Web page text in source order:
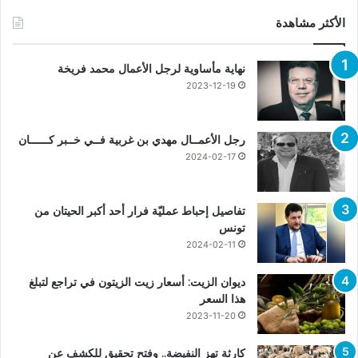
الأكثر مشاهدة
نهاية مأساوية لرجل الأعمال محمد فريخة
2023-12-19
رجل الأعمــال مهدي بن غربية فــي خــبر كــــــان
2024-02-17
تفاصيل إحباط عمليّة فرار أحد أكبر الحيتان من
تونس
2024-02-11
ديوان الزيت: أسعار زيت الزيتون في تراجع لتبلغ
هذا السعر
2023-11-20
كارثة تهز النفيضة.. وفتح تحقيق للكشف عن